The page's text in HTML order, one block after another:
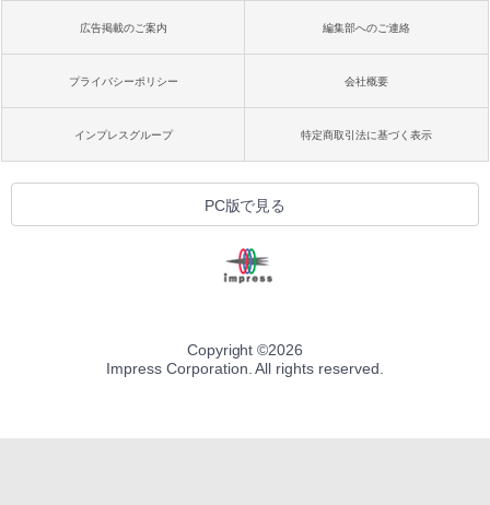
広告掲載のご案内 編集部へのご連絡
プライバシーポリシー 会社概要
インプレスグループ 特定商取引法に基づく表示
PC版で見る
Copyright ©2026
Impress Corporation. All rights reserved.